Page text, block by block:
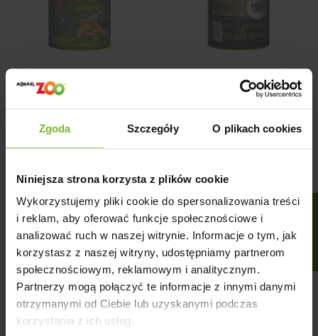
Zgoda Szczegóły O plikach cookies
Niniejsza strona korzysta z plików cookie
Wykorzystujemy pliki cookie do spersonalizowania treści
i reklam, aby oferować funkcje społecznościowe i
analizować ruch w naszej witrynie. Informacje o tym, jak
korzystasz z naszej witryny, udostępniamy partnerom
społecznościowym, reklamowym i analitycznym.
Partnerzy mogą połączyć te informacje z innymi danymi
otrzymanymi od Ciebie lub uzyskanymi podczas
korzystania z ich usług.
MULTIVIT 100ML/70G
Cena
34,99 zł
TROPICAL CRICKETS
250ML/25G
Cena
21,18 zł
CHWILOWO NIEDOSTĘPNY CHWILOWO NIEDOSTĘPNY